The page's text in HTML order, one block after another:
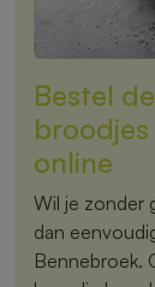
Bestel
online
Wil je zonder
dan
Bennebroek.